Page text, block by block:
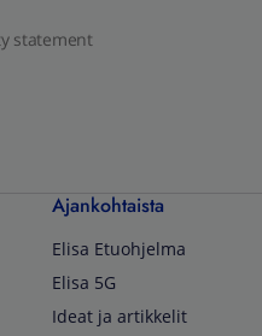
statement
Ajankohtaista
Elisa Etuohjelma
Elisa 5G
Ideat ja artikkelit